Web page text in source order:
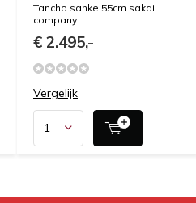
Tancho sanke 55cm sakai
company
€ 2.495,-
Vergelijk